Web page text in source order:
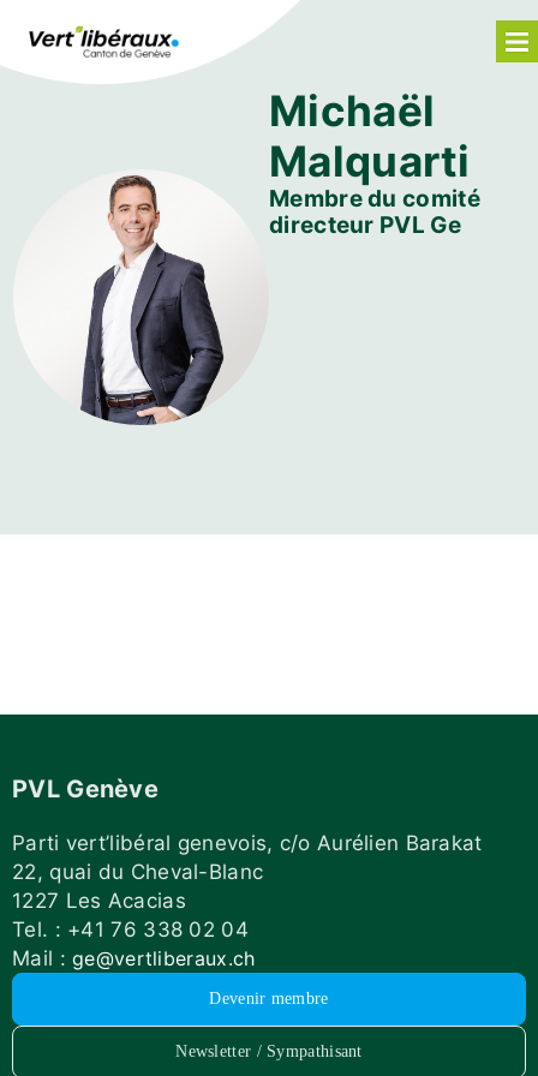
Michaël
Malquarti
Membre du comité
directeur PVL Ge
PVL Genève
Parti vert’libéral genevois, c/o Aurélien Barakat
22, quai du Cheval-Blanc
1227 Les Acacias
Tel. : +41 76 338 02 04
Mail :ge@vertliberaux.ch
Devenir membre
Newsletter / Sympathisant